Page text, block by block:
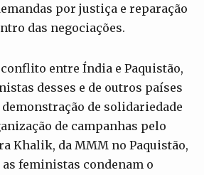
por justiça e reparação
das negociações.
entre Índia e Paquistão,
desses e de outros países
de solidariedade
de campanhas pelo
Khalik, da MMM no Paquistão,
feministas condenam o